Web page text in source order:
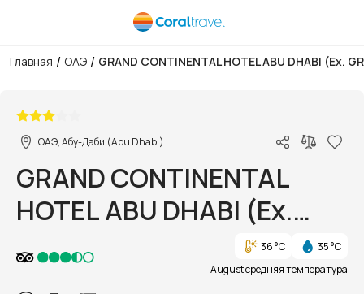
Главная / ОАЭ / GRAND CONTINENTAL HOTEL ABU DHABI (Ex.
1/12
ОАЭ, Абу-Даби (Abu Dhabi)
GRAND CONTINENTAL
HOTEL ABU DHABI (Ex.
GRAND CONTINENTAL
FLAMINGO HOTEL)
36 °C
35 °C
August средняя температура